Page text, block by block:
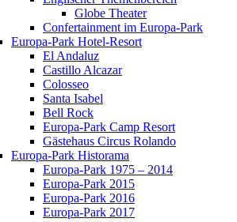
Globe Theater
Confertainment im Europa-Park
Europa-Park Hotel-Resort
El Andaluz
Castillo Alcazar
Colosseo
Santa Isabel
Bell Rock
Europa-Park Camp Resort
Gästehaus Circus Rolando
Europa-Park Historama
Europa-Park 1975 – 2014
Europa-Park 2015
Europa-Park 2016
Europa-Park 2017